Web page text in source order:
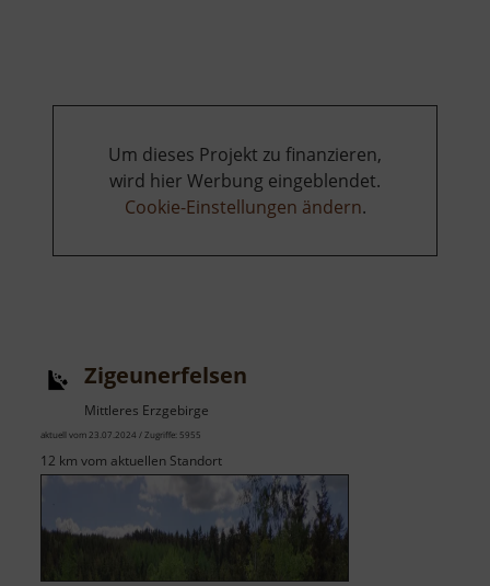
Um dieses Projekt zu finanzieren,
wird hier Werbung eingeblendet.
Cookie-Einstellungen ändern.
Zigeunerfelsen
Mittleres Erzgebirge
aktuell vom 23.07.2024 / Zugriffe: 5955
12 km vom aktuellen Standort